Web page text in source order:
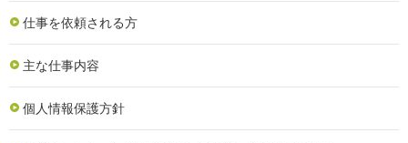
仕事を依頼される方
主な仕事内容
個人情報保護方針